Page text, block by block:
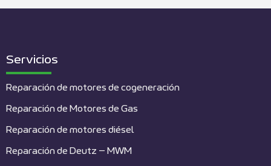
Servicios
Reparación de motores de cogeneración
Reparación de Motores de Gas
Reparación de motores diésel
Reparación de Deutz – MWM